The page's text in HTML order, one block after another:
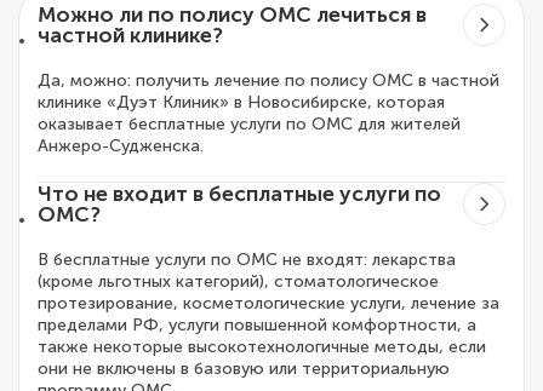
Можно ли по полису ОМС лечиться в
частной клинике?
Да, можно: получить лечение по полису ОМС в частной
клинике «Дуэт Клиник» в Новосибирске, которая
оказывает бесплатные услуги по ОМС для жителей
Анжеро-Судженска.
Что не входит в бесплатные услуги по
ОМС?
В бесплатные услуги по ОМС не входят: лекарства
(кроме льготных категорий), стоматологическое
протезирование, косметологические услуги, лечение за
пределами РФ, услуги повышенной комфортности, а
также некоторые высокотехнологичные методы, если
они не включены в базовую или территориальную